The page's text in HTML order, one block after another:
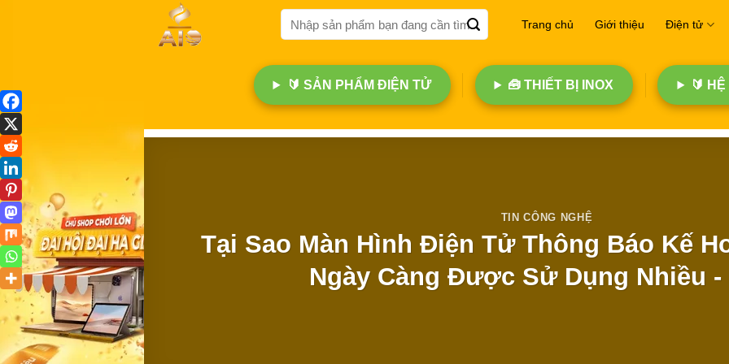
qua
nội
Tìm
kiếm:
Trang chủ Giới thiệu Điện tử
🔰 SẢN PHẨM ĐIỆN TỬ 🧰 THIẾT BỊ INOX 🔰
TIN CÔNG NGHỆ
Tại Sao Màn Hình Điện Tử Thông Báo Kế
Ngày Càng Được Sử Dụng Nhiều -